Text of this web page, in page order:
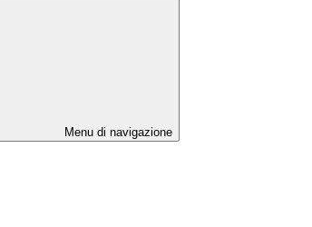
Menu di navigazione